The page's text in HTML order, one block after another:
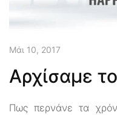
Μάι 10, 2017
Αρχίσαμε
Πως περνάνε τα